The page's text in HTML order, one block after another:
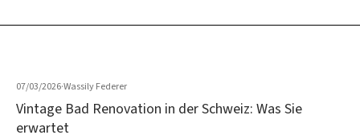
07/03/2026·Wassily Federer
Vintage Bad Renovation in der Schweiz: Was Sie
erwartet